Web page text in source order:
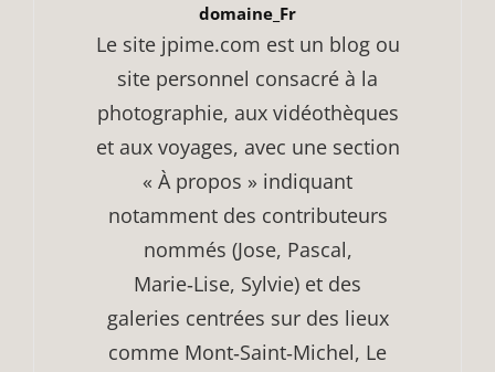
Author:
domaine_Fr
Le site jpime.com est un blog ou
site personnel consacré à la
photographie, aux vidéothèques
et aux voyages, avec une section
« À propos » indiquant
notamment des contributeurs
nommés (Jose, Pascal,
Marie‑Lise, Sylvie) et des
galeries centrées sur des lieux
comme Mont‑Saint‑Michel, Le